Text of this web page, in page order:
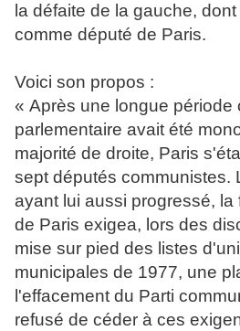
la défaite de la gauche,
comme député de Paris.
Voici son propos :
« Après une longue période
parlementaire avait été
majorité de droite, Paris
sept députés communistes.
ayant lui aussi progressé, la
de Paris exigea, lors des
mise sur pied des listes
municipales de 1977, une
l'effacement du Parti
refusé de céder à ces